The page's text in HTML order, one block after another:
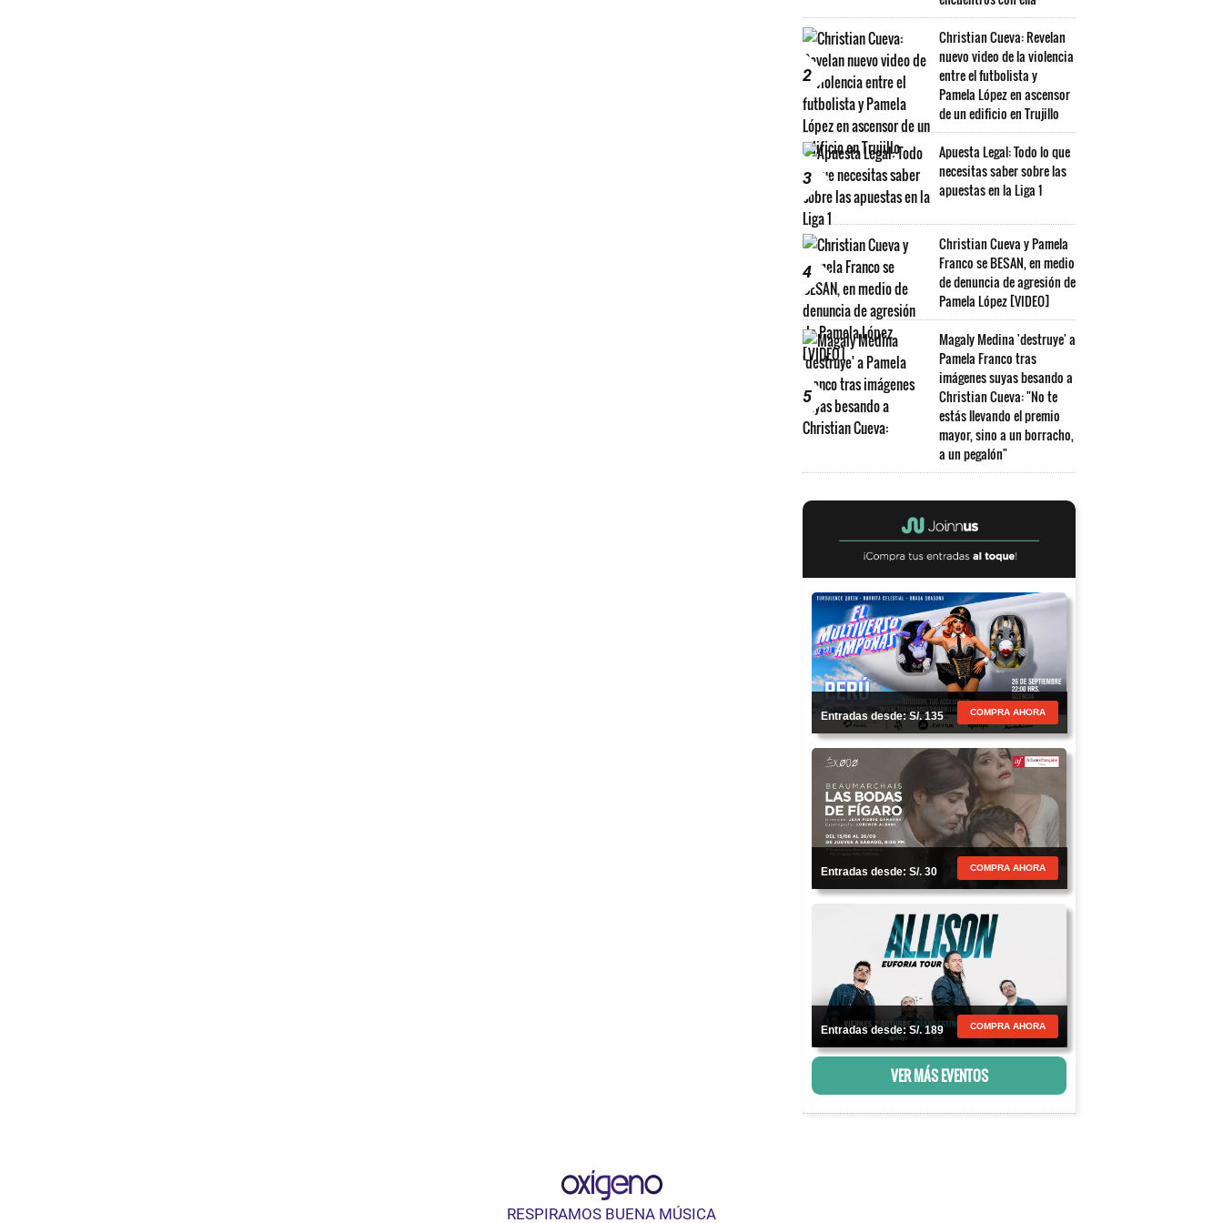
2
Christian Cueva: Revelan
nuevo video de la violencia
entre el futbolista y
Pamela López en ascensor
de un edificio en Trujillo
3
Apuesta Legal: Todo lo que
necesitas saber sobre las
apuestas en la Liga 1
4
Christian Cueva y Pamela
Franco se BESAN, en medio
de denuncia de agresión de
Pamela López [VIDEO]
5
Magaly Medina 'destruye' a
Pamela Franco tras
imágenes suyas besando a
Christian Cueva: "No te
estás llevando el premio
mayor, sino a un borracho,
a un pegalón"
Entradas desde: S/. 135 COMPRA AHORA
Entradas desde: S/. 30 COMPRA AHORA
Entradas desde: S/. 189 COMPRA AHORA
VER MÁS EVENTOS
RESPIRAMOS BUENA MÚSICA